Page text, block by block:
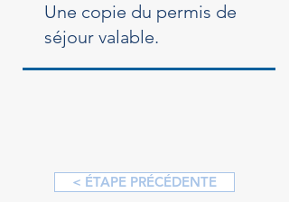
Une copie du permis de
séjour valable.
< ÉTAPE PRÉCÉDENTE